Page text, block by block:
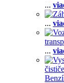
...
...
...